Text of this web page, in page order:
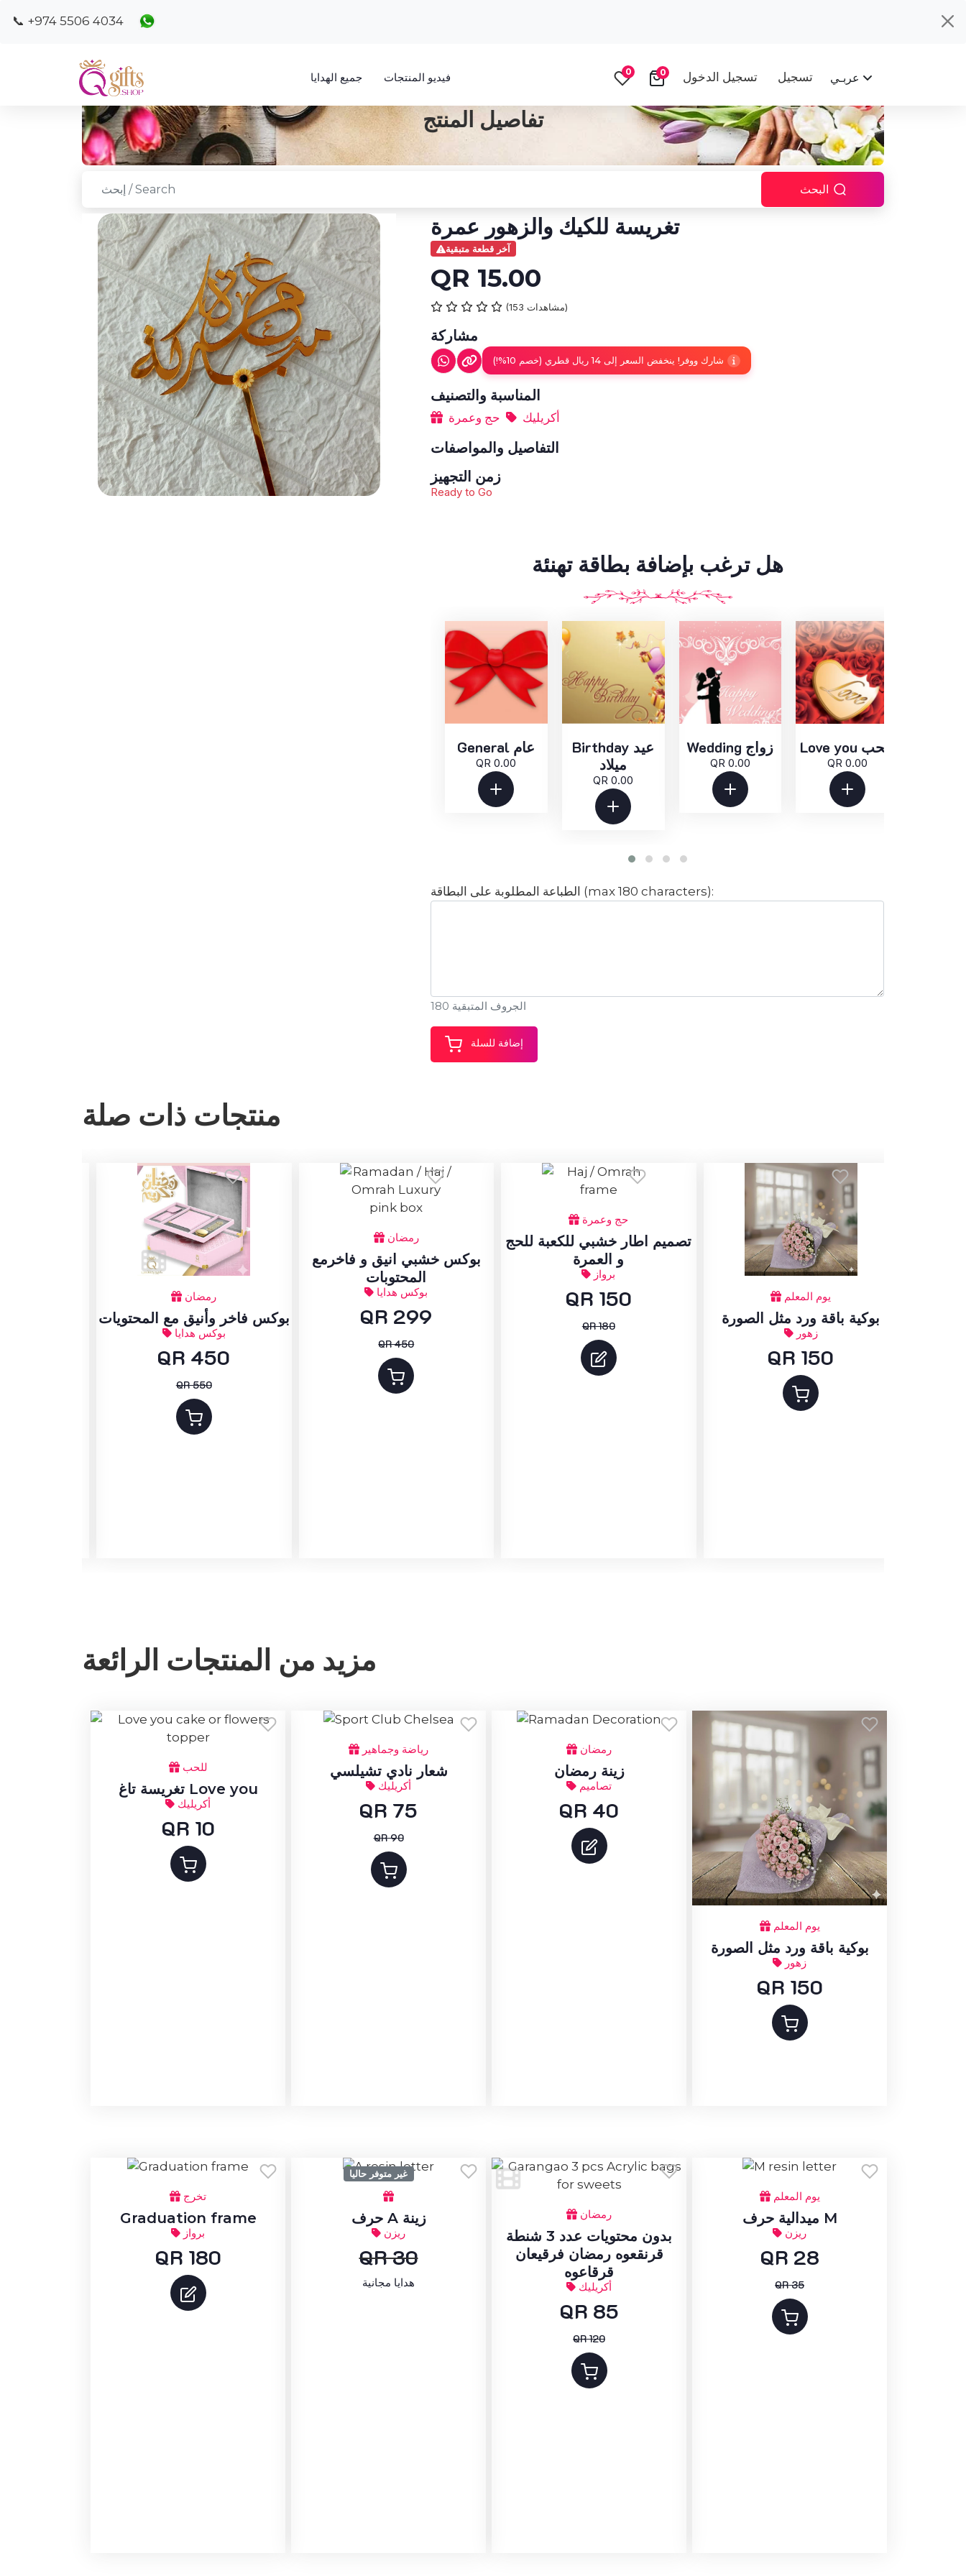
📞 +974 5506 4034
جميع الهدايا فيديو المنتجات 0 0 تسجيل الدخول تسجيل
تفاصيل المنتج
البحث
تغريسة للكيك والزهور عمرة
آخر قطعة متبقية
QR 15.00
(153 مشاهدات)
مشاركة
شارك ووفر! ينخفض السعر إلى 14 ريال قطري (خصم 10%!)
المناسبة والتصنيف
حج وعمرة أكريليك
التفاصيل والمواصفات
زمن التجهيز
Ready to Go
هل ترغب بإضافة بطاقة تهنئة
General عام
QR 0.00
Birthday عيد
ميلاد
QR 0.00
Wedding زواج
QR 0.00
Love you للحب
QR 0.00
الطباعة المطلوبة على البطاقة (max 180 characters):
الجروف المتبقية 180
إضافة للسلة
منتجات ذات صلة
رمضان
بوكس فاخر وأنيق مع المحتويات
بوكس هدايا
QR 450
QR 550
رمضان
بوكس خشبي انيق و فاخرمع
المحتوبات
بوكس هدايا
QR 299
QR 450
حج وعمرة
تصميم اطار خشبي للكعبة للحج
و العمرة
برواز
QR 150
QR 180
يوم المعلم
بوكية باقة ورد مثل الصورة
زهور
QR 150
مزيد من المنتجات الرائعة
للحب
تغريسة تاغ Love you
أكريليك
QR 10
رياضة وجماهير
شعار نادي تشيلسي
أكريليك
QR 75
QR 90
رمضان
زينة رمضان
تصاميم
QR 40
يوم المعلم
بوكية باقة ورد مثل الصورة
زهور
QR 150
تخرج
Graduation frame
برواز
QR 180
غير متوفر حاليا
حرف A زينة
ريزن
QR 30
هدايا مجانية
رمضان
بدون محتويات عدد 3 شنطة
قرنقعوه رمضان فرقيعان
قرقاعوه
أكريليك
QR 85
QR 120
يوم المعلم
ميدالية حرف M
ريزن
QR 28
QR 35